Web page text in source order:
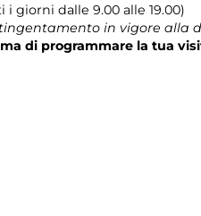
giorni dalle 9.00 alle 19.00)
in vigore alla
di programmare la tua